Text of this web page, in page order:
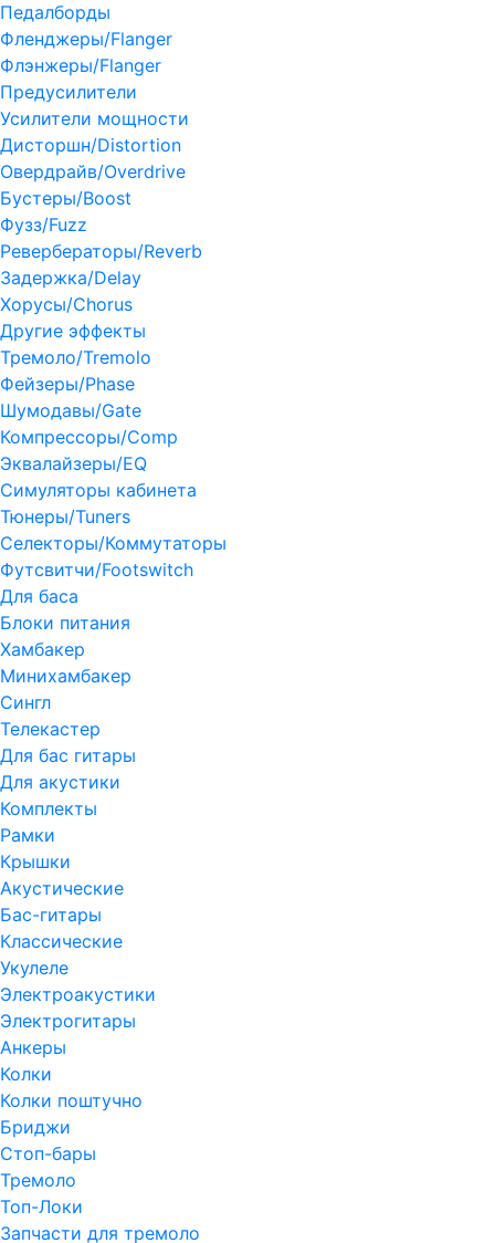
Педалборды
Фленджеры/Flanger
Флэнжеры/Flanger
Предусилители
Усилители мощности
Дисторшн/Distortion
Овердрайв/Overdrive
Бустеры/Boost
Фузз/Fuzz
Ревербераторы/Reverb
Задержка/Delay
Хорусы/Chorus
Другие эффекты
Тремоло/Tremolo
Фейзеры/Phase
Шумодавы/Gate
Компрессоры/Comp
Эквалайзеры/EQ
Симуляторы кабинета
Тюнеры/Tuners
Селекторы/Коммутаторы
Футсвитчи/Footswitch
Для баса
Блоки питания
Хамбакер
Минихамбакер
Сингл
Телекастер
Для бас гитары
Для акустики
Комплекты
Рамки
Крышки
Акустические
Бас-гитары
Классические
Укулеле
Электроакустики
Электрогитары
Анкеры
Колки
Колки поштучно
Бриджи
Стоп-бары
Тремоло
Топ-Локи
Запчасти для тремоло